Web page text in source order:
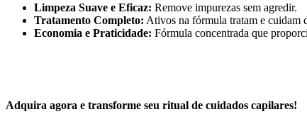
Limpeza Suave e Eficaz: Remove impurezas sem agredir.
Tratamento Completo: Ativos na fórmula tratam e cuidam
Economia e Praticidade: Fórmula concentrada que
Adquira agora e transforme seu ritual de cuidados capilares!